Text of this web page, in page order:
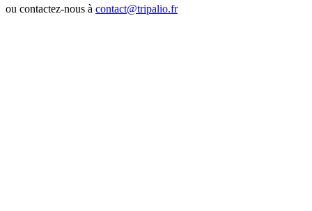
ou contactez-nous à contact@tripalio.fr